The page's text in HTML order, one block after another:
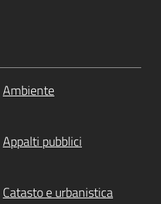
Ambiente
Appalti pubblici
Catasto e urbanistica